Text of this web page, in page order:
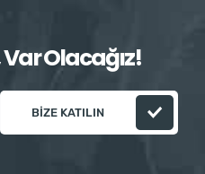
Var Olacağız!
BIZE KATILIN